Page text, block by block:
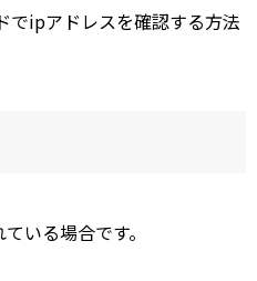
でipアドレスを確認する方法
いる場合です。